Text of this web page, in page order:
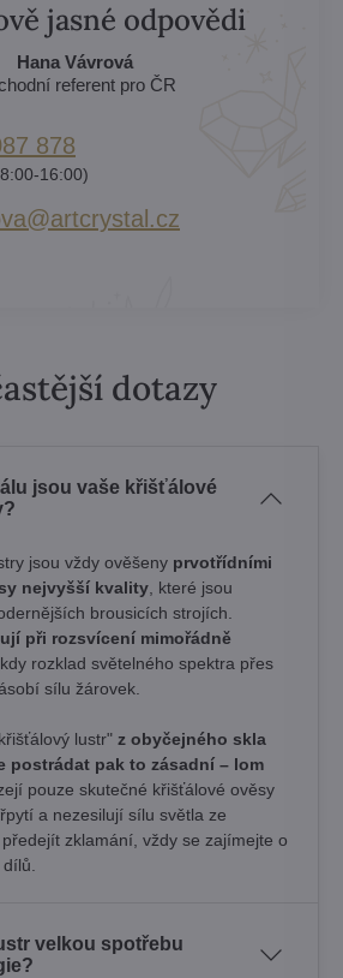
jasné odpovědi
Hana Vávrová
referent pro ČR
878​
16:00)
dotazy
jsou vaše křišťálové
jsou vždy ověšeny prvotřídními
nejvyšší kvality, které jsou
brousicích strojích.
při rozsvícení mimořádně
rozklad světelného spektra přes
sílu žárovek.
lustr" z obyčejného skla
postrádat pak to zásadní – lom
pouze skutečné křišťálové ověsy
a nezesilují sílu světla ze
zklamání, vždy se zajímejte o
dílů.
velkou spotřebu